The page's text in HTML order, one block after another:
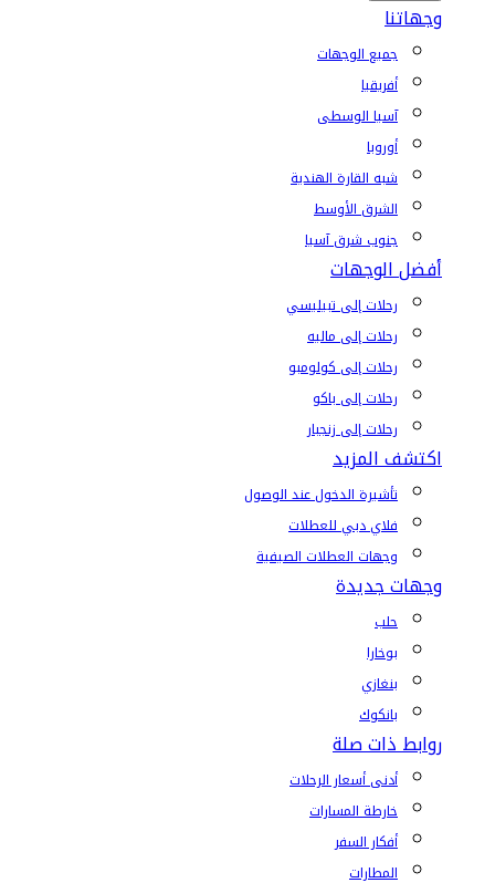
وجهاتنا
جميع الوجهات
أفريقيا
آسيا الوسطى
أوروبا
شبه القارة الهندية
الشرق الأوسط
جنوب شرق آسيا
أفضل الوجهات
رحلات إلى تبيليسي
رحلات إلى ماليه
رحلات إلى كولومبو
رحلات إلى باكو
رحلات إلى زنجبار
اكتشف المزيد
تأشيرة الدخول عند الوصول
فلاي دبي للعطلات
وجهات العطلات الصيفية
وجهات جديدة
حلب
بوخارا
بنغازي
بانكوك
روابط ذات صلة
أدنى أسعار الرحلات
خارطة المسارات
أفكار السفر
المطارات